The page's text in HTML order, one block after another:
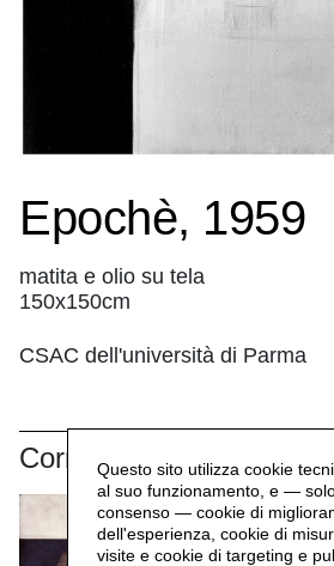
Epochè, 1959
matita e olio su tela
150x150cm
CSAC dell'università di Parma
CorrelatiQuesto sito utilizza cookie
al suo funzionamento, e —
consenso — cookie di
dell'esperienza, cookie di
visite e cookie di targeting e